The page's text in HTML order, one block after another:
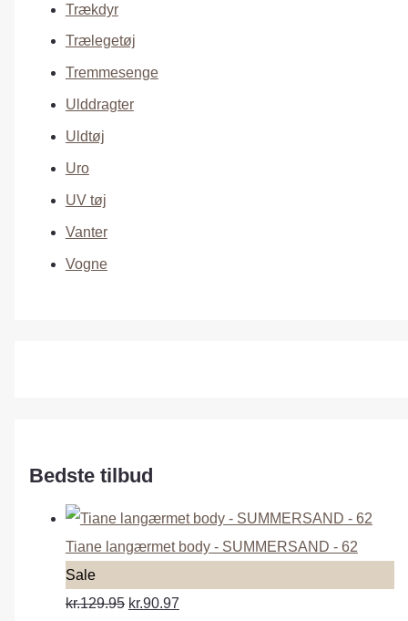
Trækdyr
Trælegetøj
Tremmesenge
Ulddragter
Uldtøj
Uro
UV tøj
Vanter
Vogne
Bedste tilbud
Tiane langærmet body - SUMMERSAND - 62
SaleP
r
kr.129.95 kr.90.97